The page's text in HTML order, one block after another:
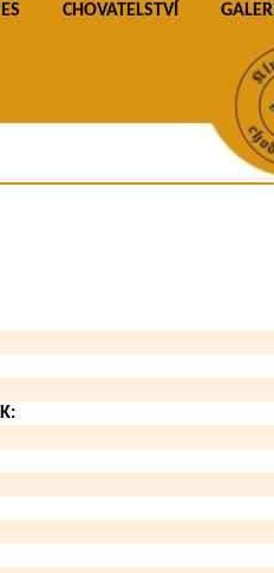
kluby
CHOVATELSTVÍ
Přehled
Výpočet
Chovatelské
Zápisní
Bonitační